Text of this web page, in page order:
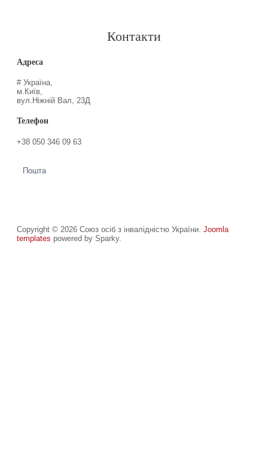
Контакти
Адреса
# Україна,
м.Київ,
вул.Ніжній Вал, 23Д
Телефон
+38 050 346 09 63
Пошта
Copyright © 2026 Союз осіб з інвалідністю України. Joomla
templates powered by Sparky.